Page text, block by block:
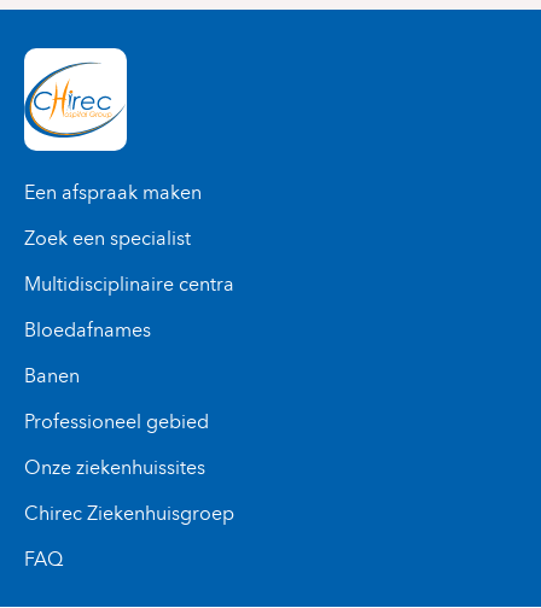
Een afspraak maken
Zoek een specialist
Multidisciplinaire centra
Bloedafnames
Banen
Professioneel gebied
Onze ziekenhuissites
Chirec Ziekenhuisgroep
FAQ